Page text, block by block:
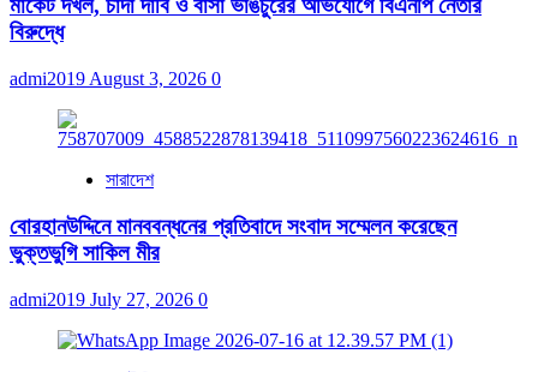
মার্কেট দখল, চাঁদা দাবি ও বাসা ভাঙচুরের অভিযোগে বিএনপি নেতার
বিরুদ্ধে
admi2019 August 3, 2026 0
সারাদেশ
বোরহানউদ্দিনে মানববন্ধনের প্রতিবাদে সংবাদ সম্মেলন করেছেন
ভুক্তভুগি সাকিল মীর
admi2019 July 27, 2026 0